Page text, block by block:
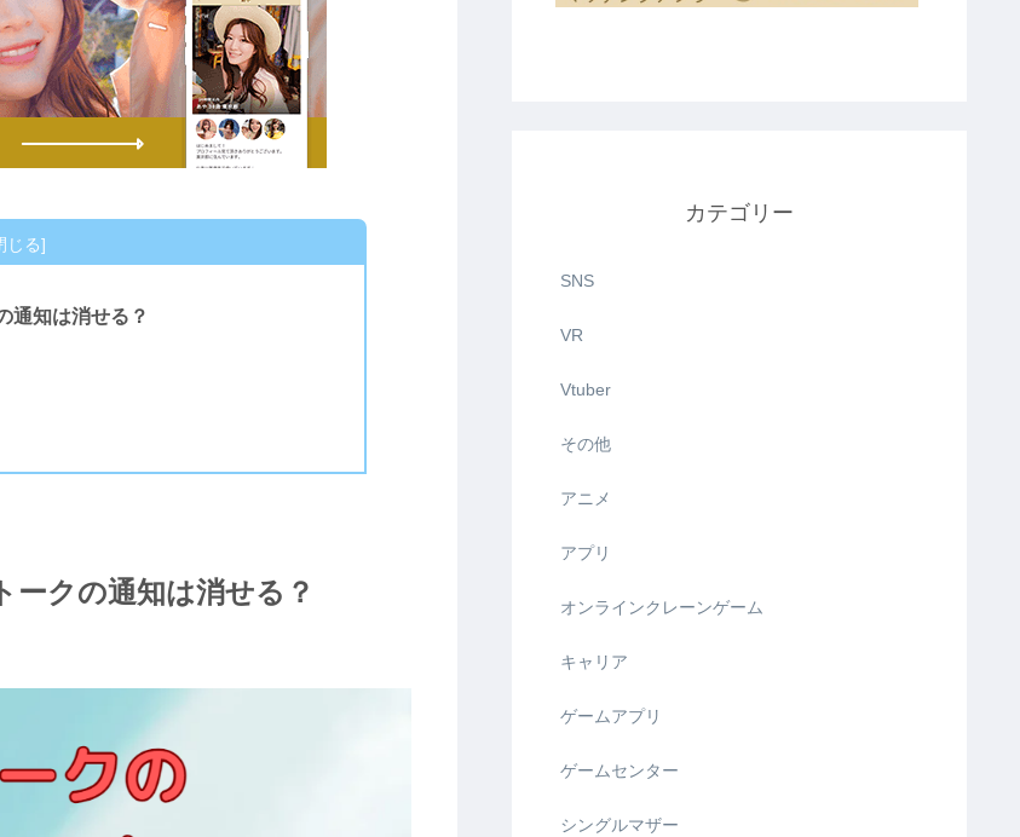
通知は消せる？
クの通知は消せる？
カテゴリー
SNS
VR
Vtuber
その他
アニメ
アプリ
オンラインクレーンゲーム
キャリア
ゲームアプリ
ゲームセンター
シングルマザー